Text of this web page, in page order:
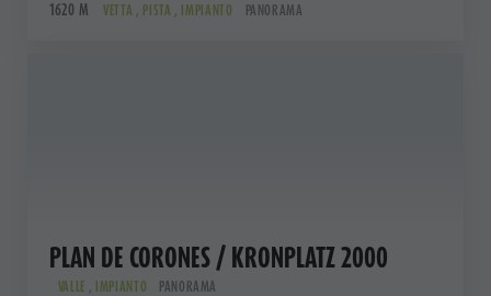
1620 M VETTA , PISTA , IMPIANTO PANORAMA
PLAN DE CORONES / KRONPLATZ 2000
VALLE , IMPIANTO PANORAMA